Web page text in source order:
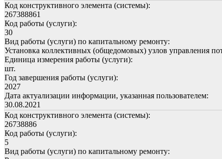
Код конструктивного элемента (системы):
267388861
Код работы (услуги):
30
Вид работы (услуги) по капитальному ремонту:
Установка коллективных (общедомовых) узлов управления
Единица измерения работы (услуги):
шт.
Год завершения работы (услуги):
2027
Дата актуализации информации, указанная пользователем:
30.08.2021
Код конструктивного элемента (системы):
26738886
Код работы (услуги):
5
Вид работы (услуги) по капитальному ремонту: